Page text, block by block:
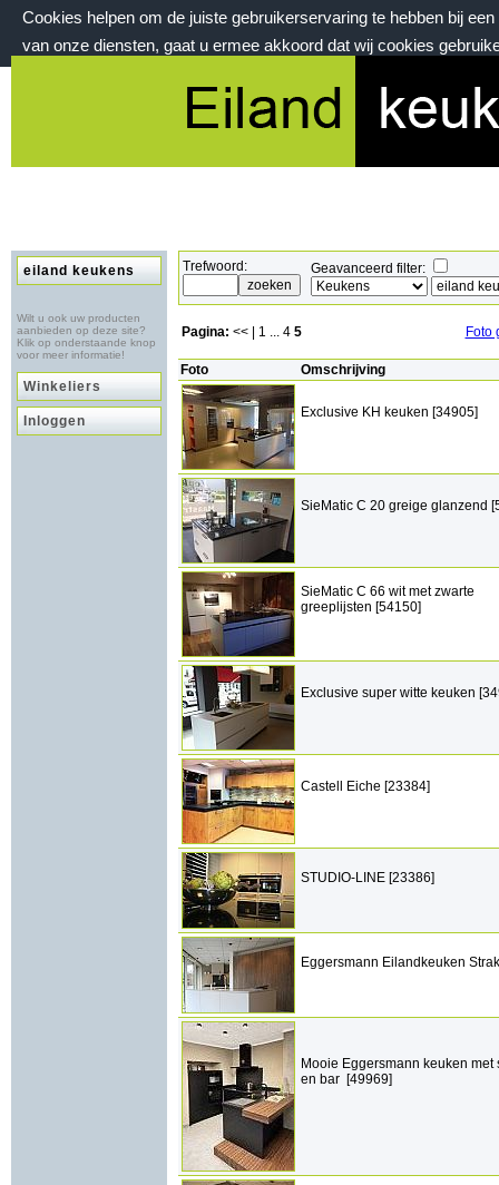
Cookies helpen om de juiste gebruikerservaring te hebben bij
van onze diensten, gaat u ermee akkoord dat wij cookies
zaterdag 8 augustus 2026, 10:08 uur
Welkom bij eilandkeukens.nl
eiland keukens
Wilt u ook uw producten
aanbieden op deze site?
Klik op onderstaande knop
voor meer informatie!
Winkeliers
Inloggen
Trefwoord: Geavanceerd filter:
Pagina: << | 1 ... 4 5 Foto
Foto Omschrijving
Exclusive KH keuken [34905]
SieMatic C 20 greige glanzend
SieMatic C 66 wit met zwarte
greeplijsten [54150]
Exclusive super witte keuken
Castell Eiche [23384]
STUDIO-LINE [23386]
Eggersmann Eilandkeuken
Mooie Eggersmann keuken met
en bar [49969]